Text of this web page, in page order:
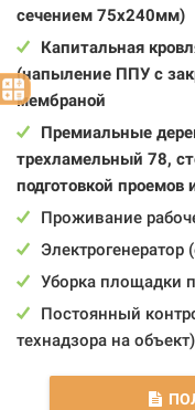
сечением 75x240мм)
Капитальная
(напыление ППУ с
мембраной
Премиальные
трехламельный 78,
подготовкой
Проживание
Электрогенератор
Уборка площадки
Постоянный
технадзора на объект)